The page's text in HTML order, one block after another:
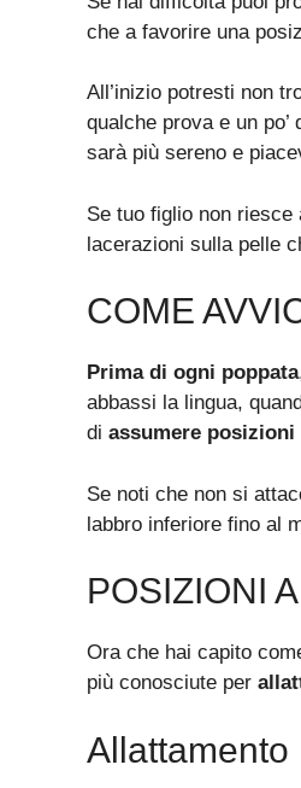
che a favorire una
All’inizio potresti non
qualche prova e un
sarà più sereno e
Se tuo figlio non
lacerazioni sulla pelle
COME
Prima di ogni poppata
abbassi la lingua,
di assumere posizioni
Se noti che non si
labbro inferiore fino al
POSIZIONI
Ora che hai capito
più conosciute per